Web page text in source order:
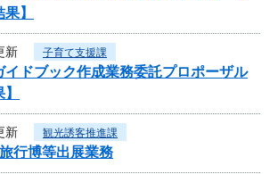
】
新 子育て支援課
イドブック作成業務委託プロポーザル
新 観光誘客推進課
行博等出展業務